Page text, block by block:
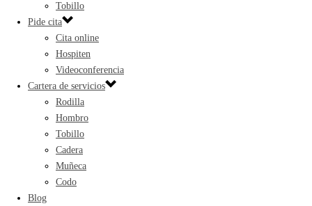
Tobillo
Pide cita
Cita online
Hospiten
Videoconferencia
Cartera de servicios
Rodilla
Hombro
Tobillo
Cadera
Muñeca
Codo
Blog